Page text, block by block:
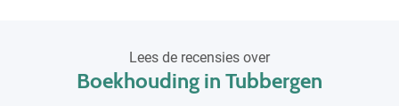
Lees de recensies over
Boekhouding in Tubbergen